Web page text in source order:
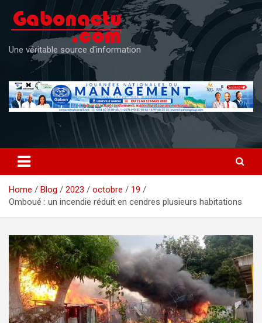
content
Une véritable source d'information
Home Blog 2023 octobre
19
Omboué : un incendie réduit en cendres plusieurs habitations